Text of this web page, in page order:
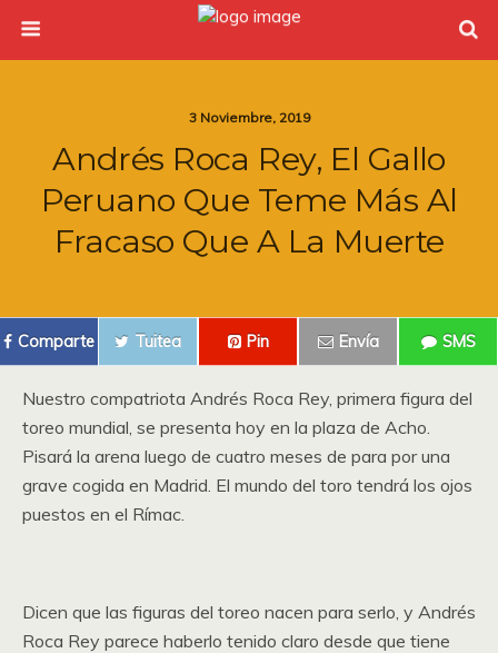
3 Noviembre, 2019
Andrés Roca Rey, El Gallo
Peruano Que Teme Más Al
Fracaso Que A La Muerte
Comparte Tuitea Pin Envía SMS
Nuestro compatriota Andrés Roca Rey, primera figura del
toreo mundial, se presenta hoy en la plaza de Acho.
Pisará la arena luego de cuatro meses de para por una
grave cogida en Madrid. El mundo del toro tendrá los ojos
puestos en el Rímac.
Dicen que las figuras del toreo nacen para serlo, y Andrés
Roca Rey parece haberlo tenido claro desde que tiene